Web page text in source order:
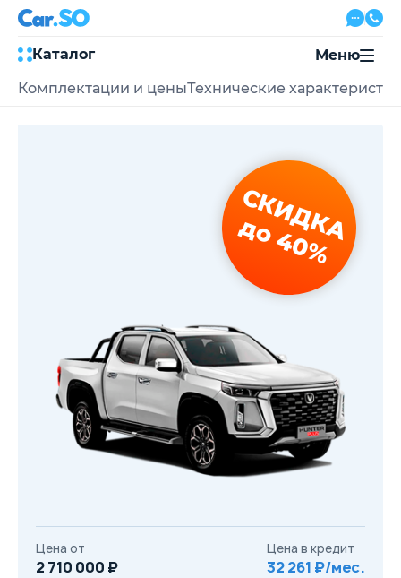
Каталог
Привольная улица, 2, к5
Перезвоните мне
Меню
Комплектации и ценыТехнические
СКИДКА
до 40%
Цена от
2 710 000 ₽
Цена в кредит
32 261 ₽/мес.